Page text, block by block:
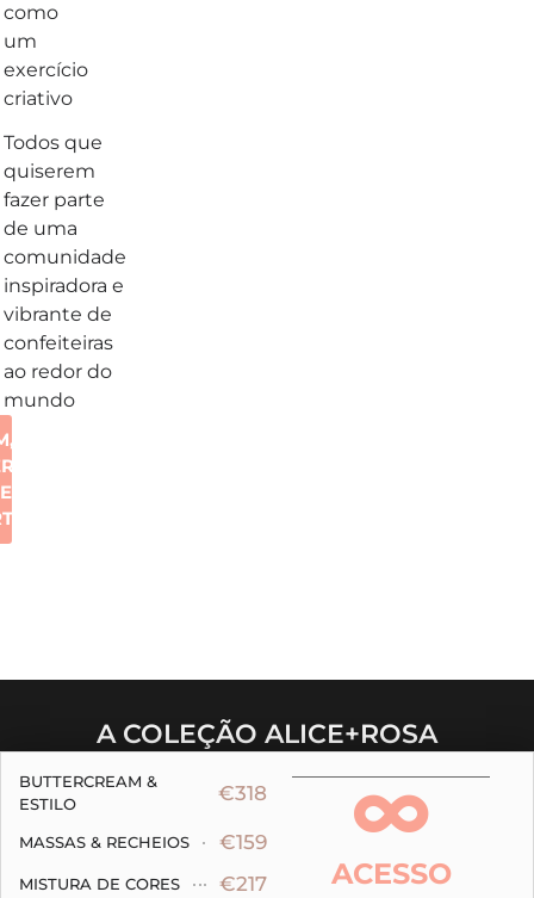
como
um
exercício
criativo
Todos que
quiserem
fazer parte
de uma
comunidade
inspiradora e
vibrante de
confeiteiras
ao redor do
mundo
A COLEÇÃO ALICE+ROSA
BUTTERCREAM &
ESTILO
€318
MASSAS & RECHEIOS €159
MISTURA DE CORES €217
ACESSO